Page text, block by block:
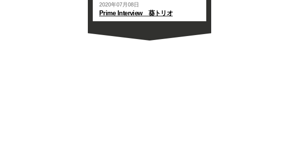
2020年07月08日
Prime Interview 葵トリオ